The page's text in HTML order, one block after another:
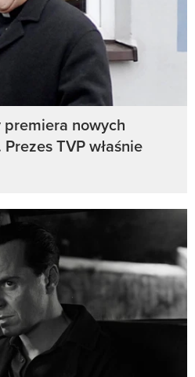
nowych
TVP właśnie